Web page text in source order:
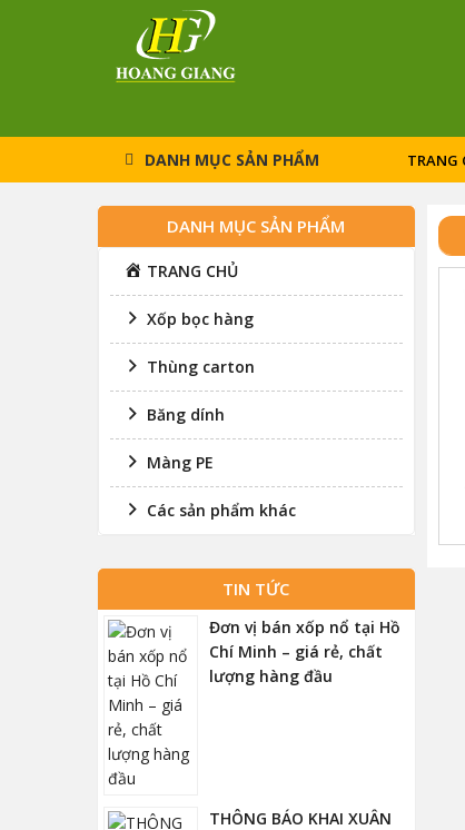
DANH MỤC SẢN PHẨM TRANG
DANH MỤC SẢN PHẨM
TRANG CHỦ
Xốp bọc hàng
Thùng carton
Băng dính
Màng PE
Các sản phẩm khác
TIN TỨC
Đơn vị bán xốp nổ tại Hồ
Chí Minh – giá rẻ, chất
lượng hàng đầu
THÔNG BÁO KHAI XUÂN